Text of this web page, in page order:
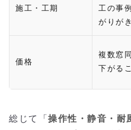
施工・工期
工の事
がりが
価格
複数窓
下がる
総じて「 操作性・静音・耐